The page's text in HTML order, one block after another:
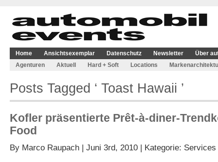
Home Ansichtsexemplar Datenschutz Newsletter
Über
Agenturen
Aktuell Hard + Soft Locations
Posts Tagged ‘ Toast Hawaii ’
Kofler präsentierte Prêt-à-diner-
Food
By Marco Raupach | Juni 3rd, 2010 | Kategorie: Services